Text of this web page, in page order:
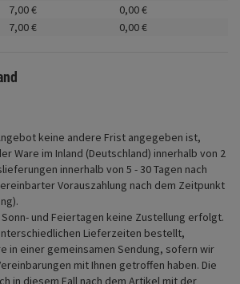
Merchandise
7,00€ 0,00€
7,00€ 0,00€
keine andere Frist angegeben ist,
Ware im Inland (Deutschland) innerhalb von 2
innerhalb von 5 - 30 Tagen nach
Vorauszahlung nach dem Zeitpunkt
und Feiertagen keine Zustellung erfolgt.
Lieferzeiten bestellt,
in einer gemeinsamen Sendung, sofern wir
mit Ihnen getroffen haben. Die
in diesem Fall nach dem Artikel mit der